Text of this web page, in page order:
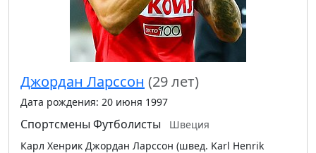
Джордан Ларссон (29 лет)
Дата рождения: 20 июня 1997
Спортсмены Футболисты
Швеция
Карл Хенрик Джордан Ларссон (швед. Karl Henrik